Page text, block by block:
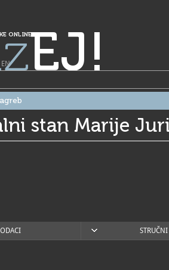
ONLINEEJ!
EN
stan Marije